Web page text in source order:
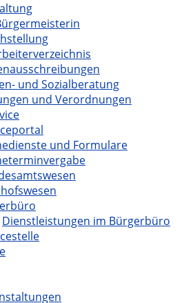
und Sozialberatung
und Verordnungen
und Formulare
Dienstleistungen im Bürgerbüro